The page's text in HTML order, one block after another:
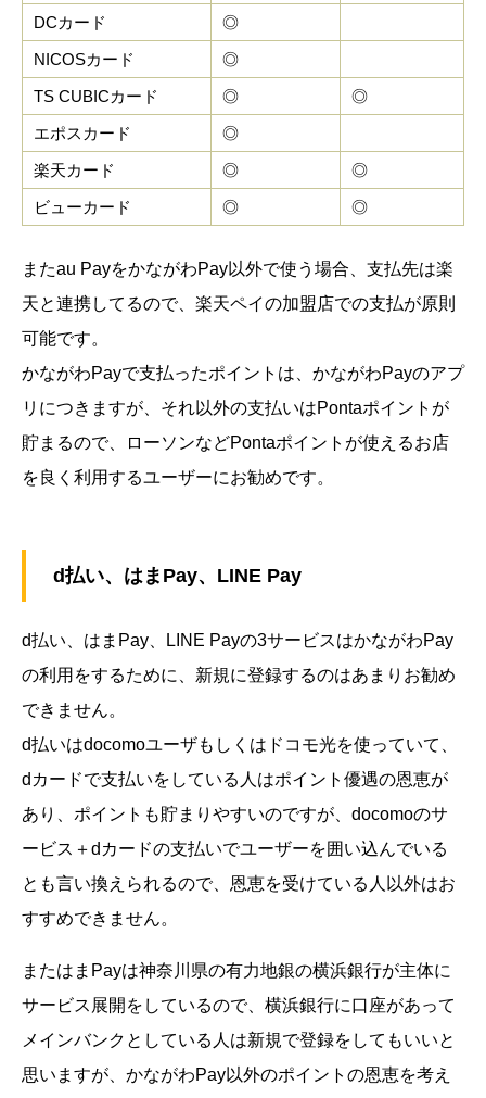
DCカード
◎
NICOSカード
◎
TS CUBICカード
◎
◎
エポスカード
◎
楽天カード
◎
◎
ビューカード
◎ ◎
またau PayをかながわPay以外で使う場合、支払先は楽
天と連携してるので、楽天ペイの加盟店での支払が原則
可能です。
かながわPayで支払ったポイントは、かながわPayのアプ
リにつきますが、それ以外の支払いはPontaポイントが
貯まるので、ローソンなどPontaポイントが使えるお店
を良く利用するユーザーにお勧めです。
d払い、はまPay、LINE Pay
d払い、はまPay、LINE Payの3サービスはかながわPay
の利用をするために、新規に登録するのはあまりお勧め
できません。
d払いはdocomoユーザもしくはドコモ光を使っていて、
dカードで支払いをしている人はポイント優遇の恩恵が
あり、ポイントも貯まりやすいのですが、docomoのサ
ービス＋dカードの支払いでユーザーを囲い込んでいる
とも言い換えられるので、恩恵を受けている人以外はお
すすめできません。
またはまPayは神奈川県の有力地銀の横浜銀行が主体に
サービス展開をしているので、横浜銀行に口座があって
メインバンクとしている人は新規で登録をしてもいいと
思いますが、かながわPay以外のポイントの恩恵を考え